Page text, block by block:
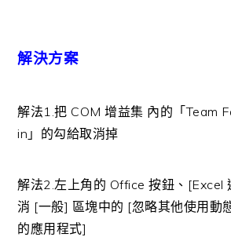
解決方案
解法1.把 COM 增益集 內的「Team
in」的勾給取消掉
解法2.左上角的 Office 按鈕、[Excel
消 [一般] 區塊中的 [忽略其他使用動
的應用程式]